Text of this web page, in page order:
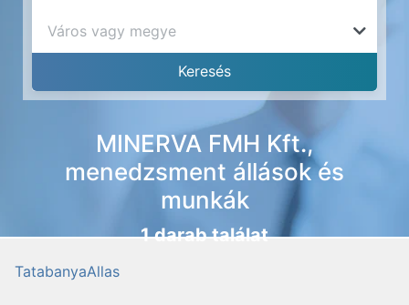
MINERVA FMH Kft.,
menedzsment állások és
munkák
1 darab találat
TatabanyaAllas